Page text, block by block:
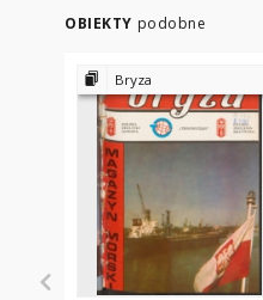
OBIEKTY podobne
Bryza